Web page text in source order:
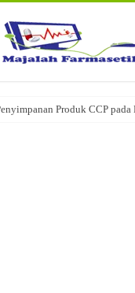
Produk CCP